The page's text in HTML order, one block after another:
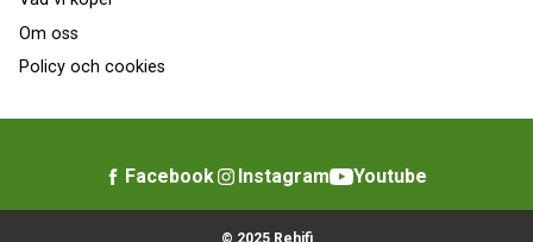
Om oss
Policy och cookies
Facebook Instagram Youtube
© 2025 Rehifi